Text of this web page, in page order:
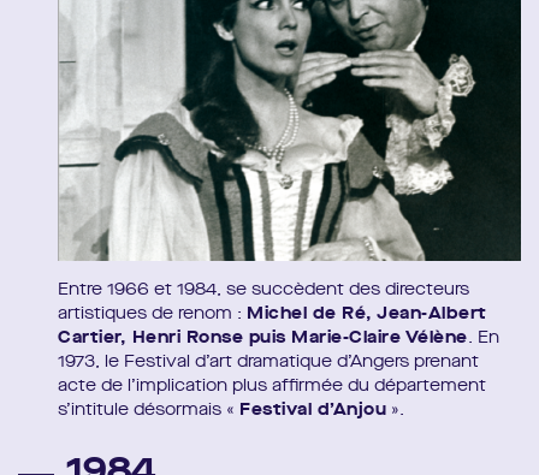
Entre 1966 et 1984, se succèdent des directeurs
artistiques de renom : Michel de Ré, Jean-Albert
Cartier, Henri Ronse puis Marie-Claire Vélène. En
1973, le Festival d’art dramatique d’Angers prenant
acte de l’implication plus affirmée du département
s’intitule désormais « Festival d’Anjou ».